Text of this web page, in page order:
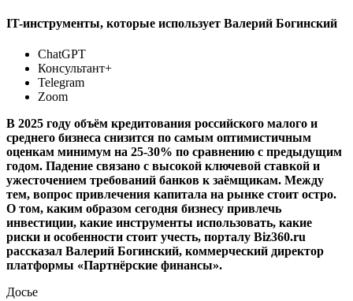
IT-инструменты, которые использует Валерий Богинский
ChatGPT
Консультант+
Telegram
Zoom
В 2025 году объём кредитования российского малого и
среднего бизнеса снизится по самым оптимистичным
оценкам минимум на 25-30% по сравнению с предыдущим
годом. Падение связано с высокой ключевой ставкой и
ужесточением требований банков к заёмщикам. Между
тем, вопрос привлечения капитала на рынке стоит остро.
О том, каким образом сегодня бизнесу привлечь
инвестиции, какие инструменты использовать, какие
риски и особенности стоит учесть, порталу Biz360.ru
рассказал Валерий Богинский, коммерческий директор
платформы «Партнёрские финансы».
Досье